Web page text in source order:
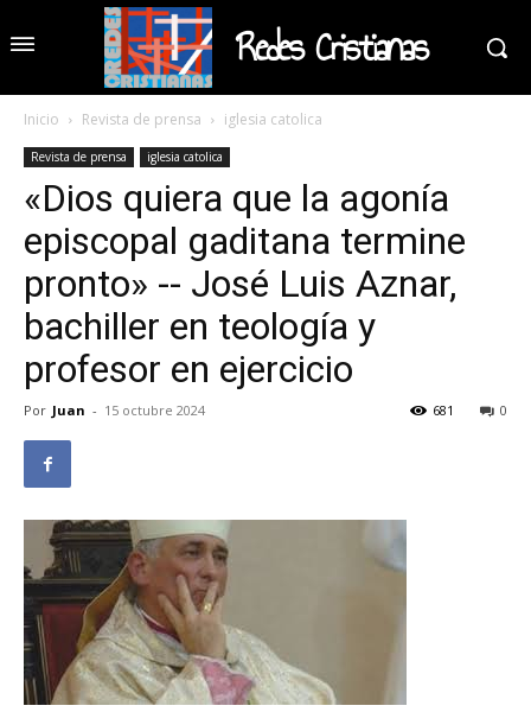
Redes Cristianas
Inicio Revista de prensa iglesia catolica
Revista de prensa iglesia catolica
«Dios quiera que la agonía
episcopal gaditana termine
pronto» -- José Luis Aznar,
bachiller en teología y
profesor en ejercicio
Por Juan - 15 octubre 2024 0
681